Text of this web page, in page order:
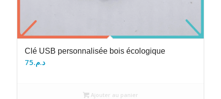
Clé USB personnalisée bois écologique
د.م.75
Ajouter au panier